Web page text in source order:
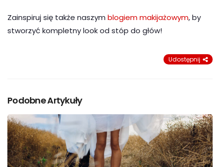
Zainspiruj się także naszym blogiem makijażowym, by
stworzyć kompletny look od stóp do głów!
Udostępnij
Podobne Artykuły